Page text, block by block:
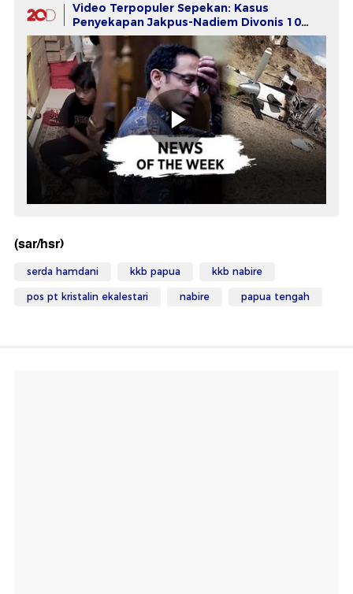
Video Terpopuler Sepekan: Kasus
Penyekapan Jakpus-Nadiem Divonis 10
Tahun Bui
(sar/hsr)
serda hamdani kkb papua kkb nabire
pos pt kristalin ekalestari nabire papua tengah